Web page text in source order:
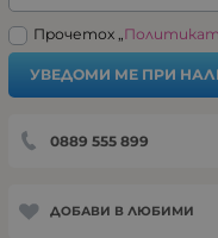
Прочетох „
УВЕДОМИ МЕ ПРИ
0889 555 899
ДОБАВИ В ЛЮБИМИ